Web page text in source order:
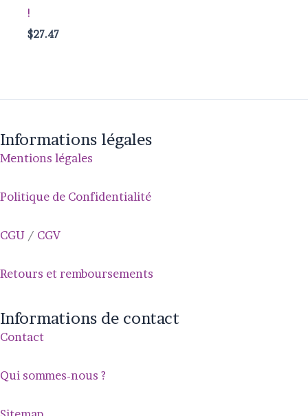
!
$27.47
Informations légales
Mentions légales
Politique de Confidentialité
CGU / CGV
Retours et remboursements
Informations de contact
Contact
Qui sommes-nous ?